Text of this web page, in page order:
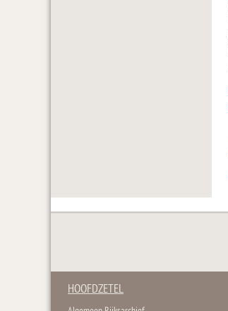
HOOFDZETEL